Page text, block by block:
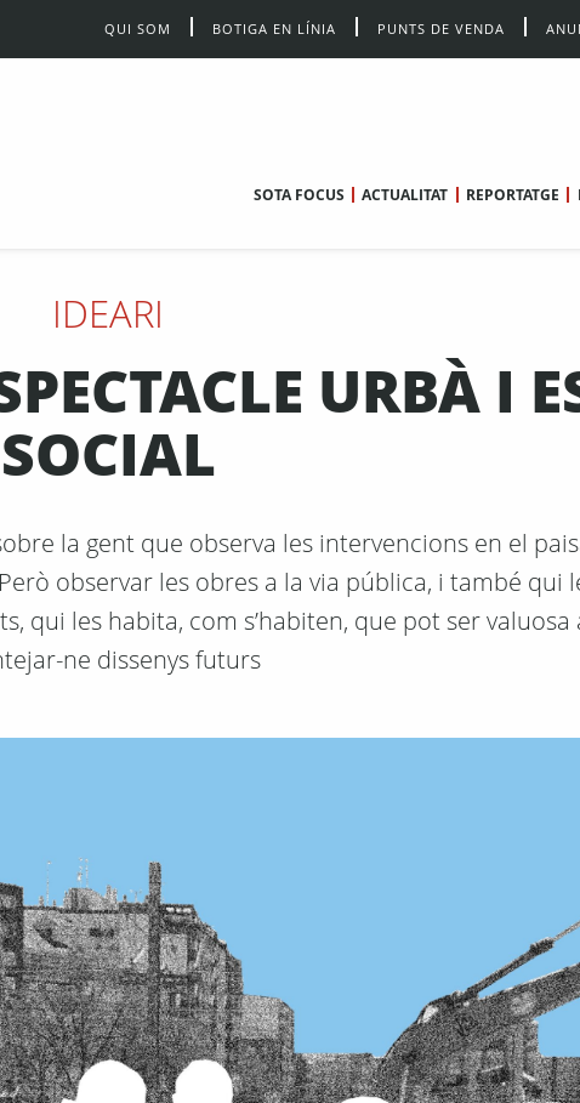
QUI SOM BOTIGA EN LÍNIA PUNTS DE VENDA
SOTA FOCUS ACTUALITAT REPORTATGE
IDEARI
URBÀ I
SOCIAL
la gent que observa les intervencions en el
observar les obres a la via pública, i també qui
les habita, com s’habiten, que pot ser valuosa
ne dissenys futurs